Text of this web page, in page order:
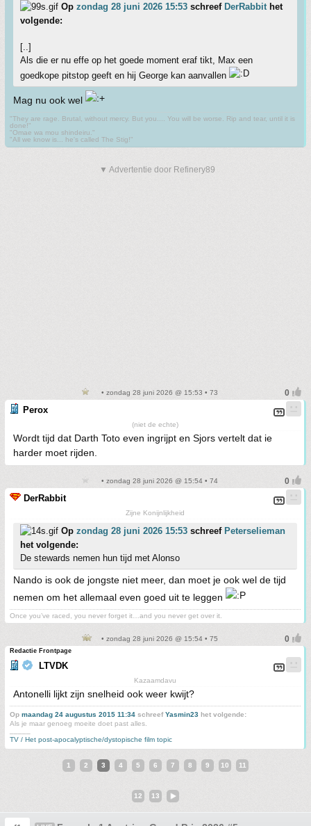
Op zondag 28 juni 2026 15:53 schreef DerRabbithet
volgende:
[..]
Als die er nu effe op het goede moment eraf tikt, Max een
goedkope pitstop geeft en hij George kan aanvallen
Mag nu ook wel
"They are rage. Brutal, without mercy. But you.... You will be worse. Rip and tear, until it is
done!"
"Omae wa mou shindeiru."
"All we know is... he's called The Stig!"
▼ Advertentie door Refinery89
• zondag 28 juni 2026 @ 15:53 • 73
Perox
(niet de echte)
Wordt tijd dat Darth Toto even ingrijpt en Sjors vertelt dat ie
harder moet rijden.
• zondag 28 juni 2026 @ 15:54 • 74
DerRabbit
Zijne Konijnlijkheid
Op zondag 28 juni 2026 15:53 schreef Peterselieman
het volgende:
De stewards nemen hun tijd met Alonso
Nando is ook de jongste niet meer, dan moet je ook wel de tijd
nemen om het allemaal even goed uit te leggen
Once you’ve raced, you never forget it…and you never get over it.
• zondag 28 juni 2026 @ 15:54 • 75
Redactie Frontpage
LTVDK
Kazaamdavu
Antonelli lijkt zijn snelheid ook weer kwijt?
Op maandag 24 augustus 2015 11:34 schreefYasmin23 het volgende:
Als je maar genoeg moeite doet past alles.
TV / Het post-apocalyptische/dystopische film topic
1 2 3 4 5 6 7 8 9 10 11
12 13